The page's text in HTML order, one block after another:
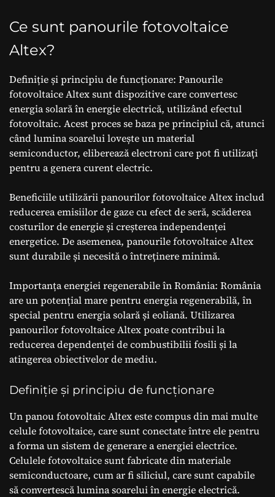
Ce sunt panourile fotovoltaice
Altex?
Definiție și principiu de funcționare: Panourile
fotovoltaice Altex sunt dispozitive care convertesc
energia solară în energie electrică, utilizând efectul
fotovoltaic. Acest proces se baza pe principiul că, atunci
când lumina soarelui lovește un material
semiconductor, eliberează electroni care pot fi utilizați
pentru a genera curent electric.
Beneficiile utilizării panourilor fotovoltaice Altex includ
reducerea emisiilor de gaze cu efect de seră, scăderea
costurilor de energie și creșterea independenței
energetice. De asemenea, panourile fotovoltaice Altex
sunt durabile și necesită o întreținere minimă.
Importanța energiei regenerabile în România: România
are un potențial mare pentru energia regenerabilă, în
special pentru energia solară și eoliană. Utilizarea
panourilor fotovoltaice Altex poate contribui la
reducerea dependenței de combustibilii fosili și la
atingerea obiectivelor de mediu.
Definiție și principiu de funcționare
Un panou fotovoltaic Altex este compus din mai multe
celule fotovoltaice, care sunt conectate între ele pentru
a forma un sistem de generare a energiei electrice.
Celulele fotovoltaice sunt fabricate din materiale
semiconductoare, cum ar fi siliciul, care sunt capabile
să convertescă lumina soarelui în energie electrică.